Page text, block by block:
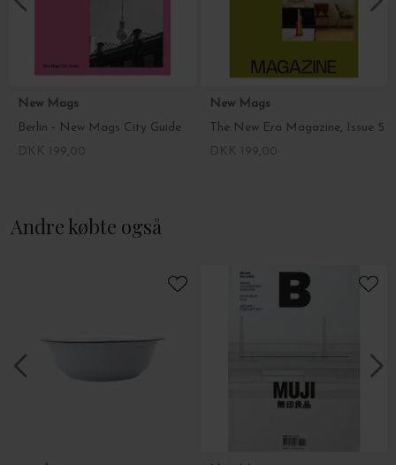
New Mags
Berlin - New Mags City Guide
New Mags
The New Era Magazine, Issue 5
Andre købte også